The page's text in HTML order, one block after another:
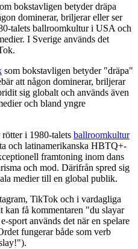
bokstavligen betyder dräpa
dominerar, briljerar eller ser
talets ballroomkultur i USA och
I Sverige används det
som bokstavligen betyder "dräpa"
att någon dominerar, briljerar
sig globalt och används även
och bland yngre
i 1980-talets ballroomkultur
och latinamerikanska HBTQ+-
framtoning inom dans
och mod. Därifrån spred sig
medier till en global publik.
TikTok och i vardagliga
kan få kommentaren "du slayar
sport används det när en spelare
fungerar både som verb